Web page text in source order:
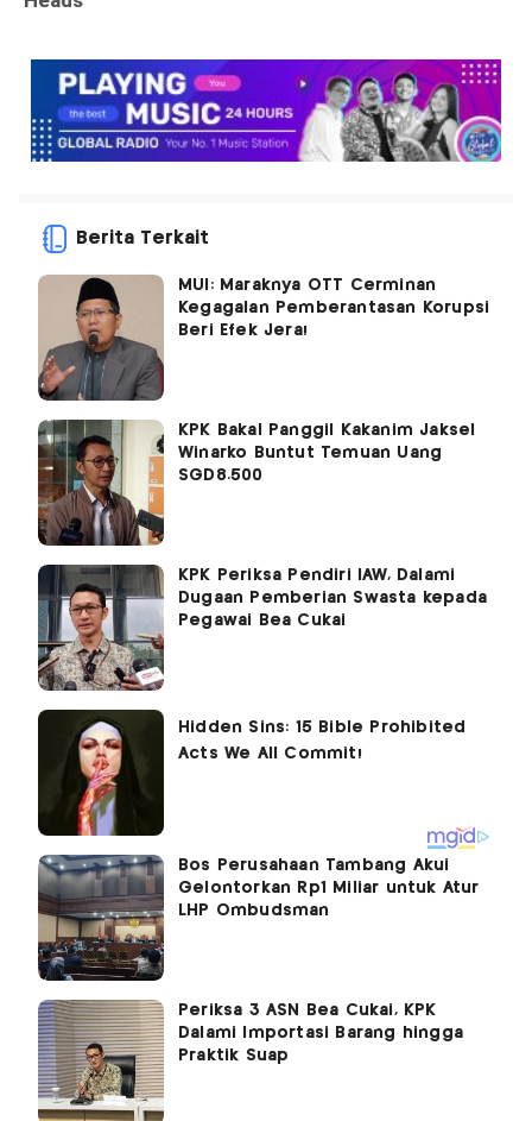
Berita Terkait
MUI: Maraknya OTT Cerminan
Kegagalan Pemberantasan Korupsi
Beri Efek Jera!
KPK Bakal Panggil Kakanim Jaksel
Winarko Buntut Temuan Uang
SGD8.500
KPK Periksa Pendiri IAW, Dalami
Dugaan Pemberian Swasta kepada
Pegawai Bea Cukai
Bos Perusahaan Tambang Akui
Gelontorkan Rp1 Miliar untuk Atur
LHP Ombudsman
Periksa 3 ASN Bea Cukai, KPK
Dalami Importasi Barang hingga
Praktik Suap